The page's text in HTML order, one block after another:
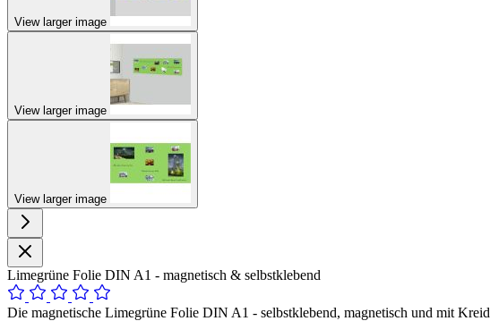
View larger image
View larger image
View larger image
Limegrüne Folie DIN A1 - magnetisch & selbstklebend
Die magnetische Limegrüne Folie DIN A1 - selbstklebend, magnetisch und mit